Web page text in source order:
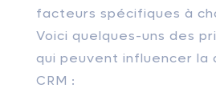
facteurs spécifiques à
Voici quelques-uns des
qui peuvent influencer la
CRM :